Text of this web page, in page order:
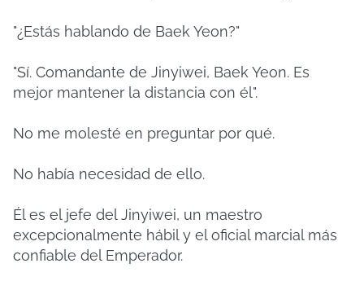
"¿Estás hablando de Baek Yeon?"
"Sí. Comandante de Jinyiwei, Baek Yeon. Es
mejor mantener la distancia con él".
No me molesté en preguntar por qué.
No había necesidad de ello.
Él es el jefe del Jinyiwei, un maestro
excepcionalmente hábil y el oficial marcial más
confiable del Emperador.